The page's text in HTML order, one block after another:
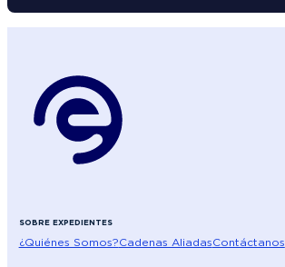
SOBRE EXPEDIENTES
¿Quiénes Somos?Cadenas AliadasContáctanos